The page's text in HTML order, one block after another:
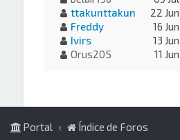
ttakunttakun
22 Jun
Freddy
16 Jun
Ivirs
13 Jun
Orus205
11 Jun
Portal Índice de Foros